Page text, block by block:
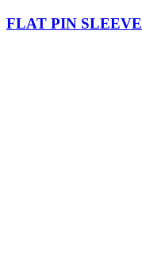
FLAT PIN SLEEVE